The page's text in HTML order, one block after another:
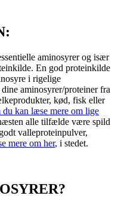
aminosyrer og især
En god proteinkilde
i rigelige
aminosyrer/proteiner fra
kød, fisk eller
du kan læse mere om lige
alle tilfælde være spild
valleproteinpulver,
mere om her, i stedet.